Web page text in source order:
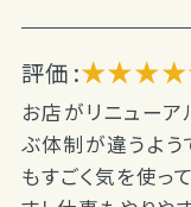
評価 :
お店がリニュー
ぶ体制が違うよう
もすごく気を使っ